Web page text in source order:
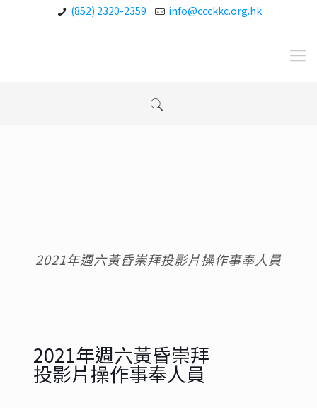
(852) 2320-2359 info@ccckkc.org.hk
2021年週六黃昏崇拜投影片操作事奉人員
2021年週六黃昏崇拜
投影片操作事奉人員